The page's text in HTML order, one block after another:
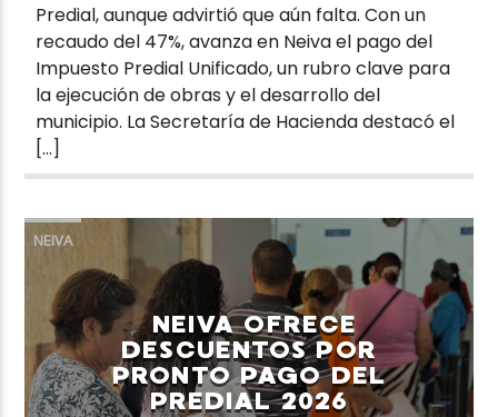
Predial, aunque advirtió que aún falta. Con un
recaudo del 47%, avanza en Neiva el pago del
Impuesto Predial Unificado, un rubro clave para
la ejecución de obras y el desarrollo del
municipio. La Secretaría de Hacienda destacó el
[…]
NEIVA
NEIVA OFRECE
DESCUENTOS POR
PRONTO PAGO DEL
PREDIAL 2026